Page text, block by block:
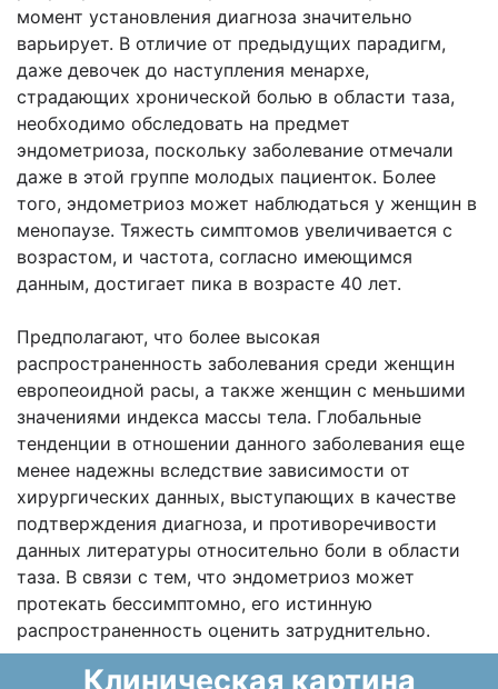
момент установления диагноза значительно
варьирует. В отличие от предыдущих парадигм,
даже девочек до наступления менархе,
страдающих хронической болью в области таза,
необходимо обследовать на предмет
эндометриоза, поскольку заболевание отмечали
даже в этой группе молодых пациенток. Более
того, эндометриоз может наблюдаться у женщин в
менопаузе. Тяжесть симптомов увеличивается с
возрастом, и частота, согласно имеющимся
данным, достигает пика в возрасте 40 лет.
Предполагают, что более высокая
распространенность заболевания среди женщин
европеоидной расы, а также женщин с меньшими
значениями индекса массы тела. Глобальные
тенденции в отношении данного заболевания еще
менее надежны вследствие зависимости от
хирургических данных, выступающих в качестве
подтверждения диагноза, и противоречивости
данных литературы относительно боли в области
таза. В связи с тем, что эндометриоз может
протекать бессимптомно, его истинную
распространенность оценить затруднительно.
Клиническая картина